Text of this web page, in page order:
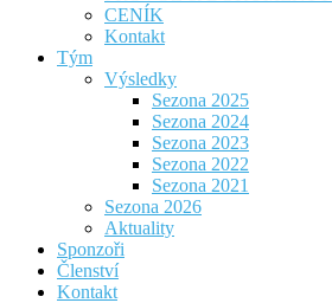
CENÍK
Kontakt
Tým
Výsledky
Sezona 2025
Sezona 2024
Sezona 2023
Sezona 2022
Sezona 2021
Sezona 2026
Aktuality
Sponzoři
Členství
Kontakt